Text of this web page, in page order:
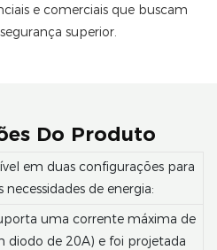
e comerciais que buscam
superior.
Do Produto
em duas configurações para
de energia:
uma corrente máxima de
diodo de 20A) e foi projetada